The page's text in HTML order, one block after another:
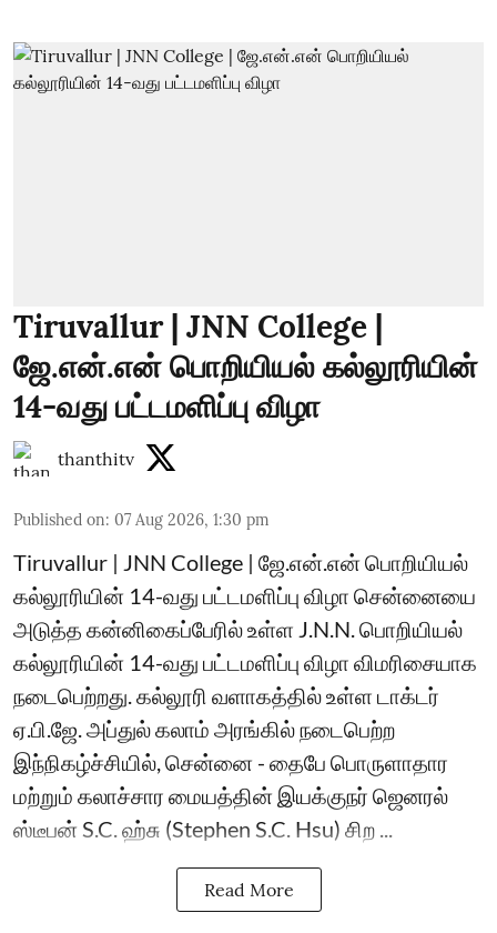
Tiruvallur | JNN College |
ஜே.என்.என் பொறியியல் கல்லூரியின்
14-வது பட்டமளிப்பு விழா
thanthitv
Published on: 07 Aug 2026, 1:30 pm
Tiruvallur | JNN College | ஜே.என்.என் பொறியியல்
கல்லூரியின் 14-வது பட்டமளிப்பு விழா சென்னையை
அடுத்த கன்னிகைப்பேரில் உள்ள J.N.N. பொறியியல்
கல்லூரியின் 14-வது பட்டமளிப்பு விழா விமரிசையாக
நடைபெற்றது. கல்லூரி வளாகத்தில் உள்ள டாக்டர்
ஏ.பி.ஜே. அப்துல் கலாம் அரங்கில் நடைபெற்ற
இந்நிகழ்ச்சியில், சென்னை - தைபே பொருளாதார
மற்றும் கலாச்சார மையத்தின் இயக்குநர் ஜெனரல்
ஸ்டீபன் S.C. ஹ்சு (Stephen S.C. Hsu) சிற ...
Read More